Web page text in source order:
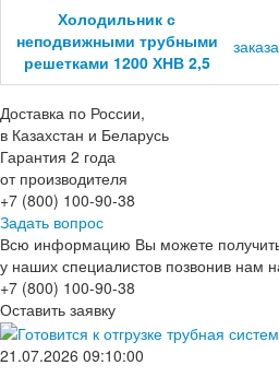
Холодильник с
неподвижными трубными
решетками 1200 ХНВ 2,5
Доставка по России,
в Казахстан и Беларусь
Гарантия 2 года
от производителя
+7 (800) 100-90-38
Задать вопрос
Всю информацию Вы можете
у наших специалистов позвонив нам
+7 (800) 100-90-38
Оставить заявку
21.07.2026 09:10:00